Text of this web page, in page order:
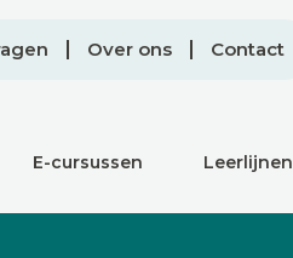
Over ons Contact
E-cursussen Leerlijnen